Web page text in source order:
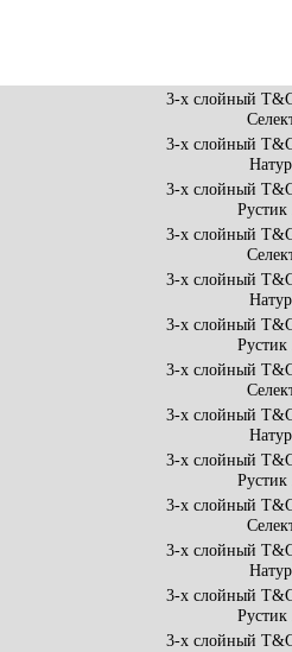
3-х слойный
3-х слойный
Натур
3-х слойный
3-х слойный
3-х слойный
Натур
3-х слойный
3-х слойный
3-х слойный
Натур
3-х слойный
3-х слойный
3-х слойный
Натур
3-х слойный
3-х слойный